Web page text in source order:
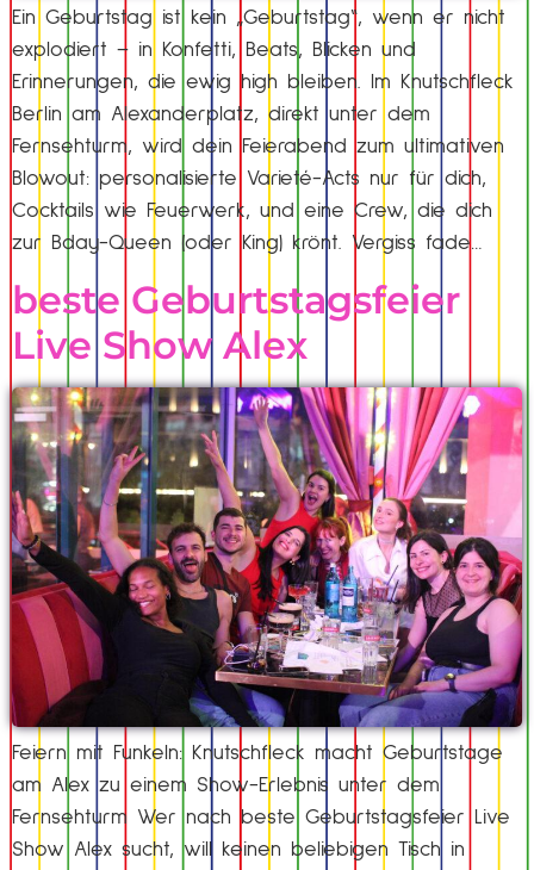
Ein Geburtstag ist kein „Geburtstag“, wenn er nicht
explodiert – in Konfetti, Beats, Blicken und
Erinnerungen, die ewig high bleiben. Im Knutschfleck
Berlin am Alexanderplatz, direkt unter dem
Fernsehturm, wird dein Feierabend zum ultimativen
Blowout: personalisierte Varieté-Acts nur für dich,
Cocktails wie Feuerwerk, und eine Crew, die dich
zur Bday-Queen (oder King) krönt. Vergiss fade…
beste Geburtstagsfeier
Live Show Alex
Feiern mit Funkeln: Knutschfleck macht Geburtstage
am Alex zu einem Show-Erlebnis unter dem
Fernsehturm Wer nach beste Geburtstagsfeier Live
Show Alex sucht, will keinen beliebigen Tisch in